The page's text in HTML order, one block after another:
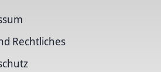
Rechtliches